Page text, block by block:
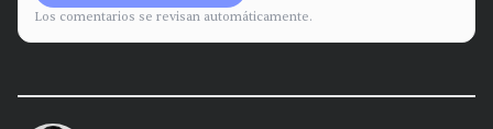
Los comentarios se revisan automáticamente.